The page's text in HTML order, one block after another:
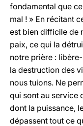
fondamental que
mal ! » En récitant
est bien difficile de
paix, ce qui la
notre prière :
la destruction des
nous tuions. Ne
qui sont au service
dont la puissance,
dépassent tout ce